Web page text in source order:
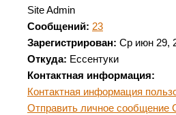
Site Admin
Сообщений: 23
Зарегистрирован: Ср июн 29,
Откуда: Ессентуки
Контактная информация:
Контактная информация
Отправить личное сообщение